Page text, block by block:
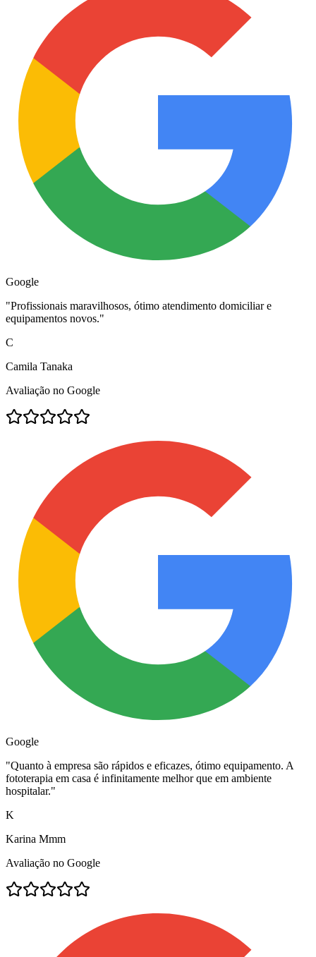
Google
"Profissionais maravilhosos, ótimo atendimento domiciliar e
equipamentos novos."
C
Camila Tanaka
Avaliação no Google
Google
"Quanto à empresa são rápidos e eficazes, ótimo equipamento. A
fototerapia em casa é infinitamente melhor que em ambiente
hospitalar."
K
Karina Mmm
Avaliação no Google